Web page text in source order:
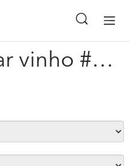
Fotoarmazenar vinho #133856
x